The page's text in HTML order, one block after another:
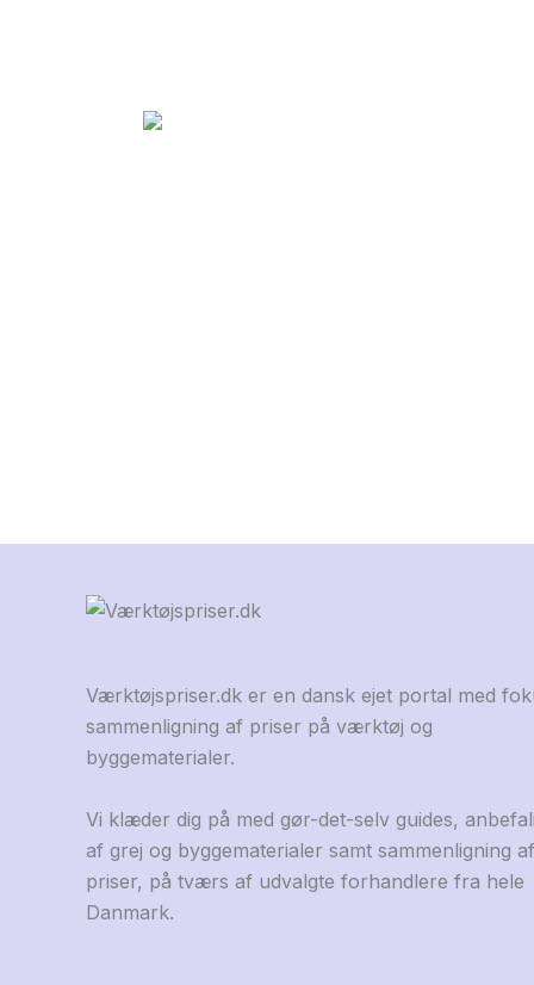
Værktøjspriser.dk er en dansk ejet portal med
sammenligning af priser på værktøj og
byggematerialer.
Vi klæder dig på med gør-det-selv guides,
af grej og byggematerialer samt sammenligning af
priser, på tværs af udvalgte forhandlere fra hele
Danmark.